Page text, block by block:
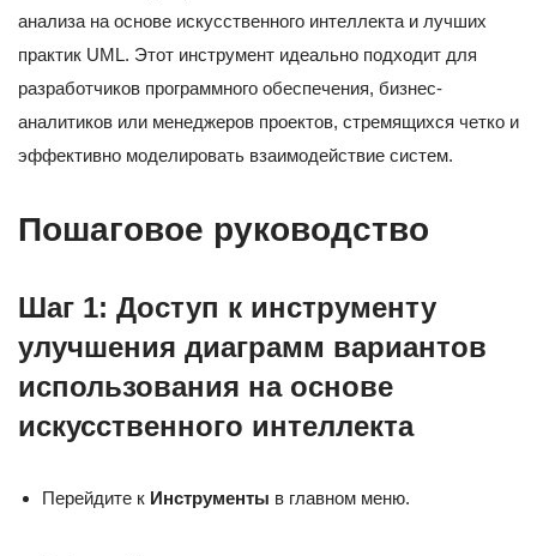
анализа на основе искусственного интеллекта и лучших
практик UML. Этот инструмент идеально подходит для
разработчиков программного обеспечения, бизнес-
аналитиков или менеджеров проектов, стремящихся четко и
эффективно моделировать взаимодействие систем.
Пошаговое руководство
Шаг 1: Доступ к инструменту
улучшения диаграмм вариантов
использования на основе
искусственного интеллекта
Перейдите к Инструменты в главном меню.